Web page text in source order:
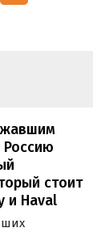
Россию
стоит
и Haval